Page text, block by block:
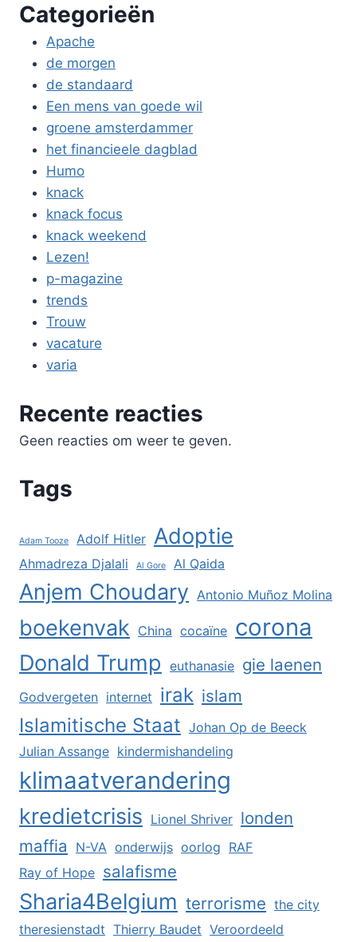
Categorieën
Apache
de morgen
de standaard
Een mens van goede wil
groene amsterdammer
het financieele dagblad
Humo
knack
knack focus
knack weekend
Lezen!
p-magazine
trends
Trouw
vacature
varia
Recente reacties
Geen reacties om weer te geven.
Tags
Adam Tooze Adolf Hitler Adoptie
Ahmadreza Djalali Al Gore Al Qaida
Anjem Choudary Antonio Muñoz Molina
boekenvak China cocaïne corona
Donald Trump euthanasie gie laenen
Godvergeten internet irak islam
Islamitische Staat Johan Op de Beeck
Julian Assange kindermishandeling
klimaatverandering
kredietcrisis Lionel Shriver londen
maffia
N-VA onderwijs oorlog RAF
Ray of Hope salafisme
Sharia4Belgium terrorisme the city
theresienstadt Thierry Baudet Veroordeeld